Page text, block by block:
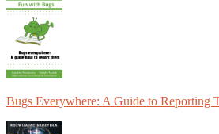
Bugs Everywhere: A Guide to Reporting